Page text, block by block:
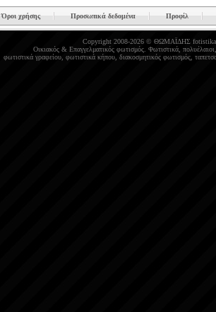
Όροι χρήσης Προσωπικά δεδομένα Προφίλ
Copyright 2008-2026 © ΘΩΜΑΪΔΗΣ
Οικιακός& Επαγγελματικός φωτισμός. Φωτιστικά, πολυέλαιοι
φωτιστικά γραφείου, φωτιστικά κήπου, διακοσμητικός φωτισμός,